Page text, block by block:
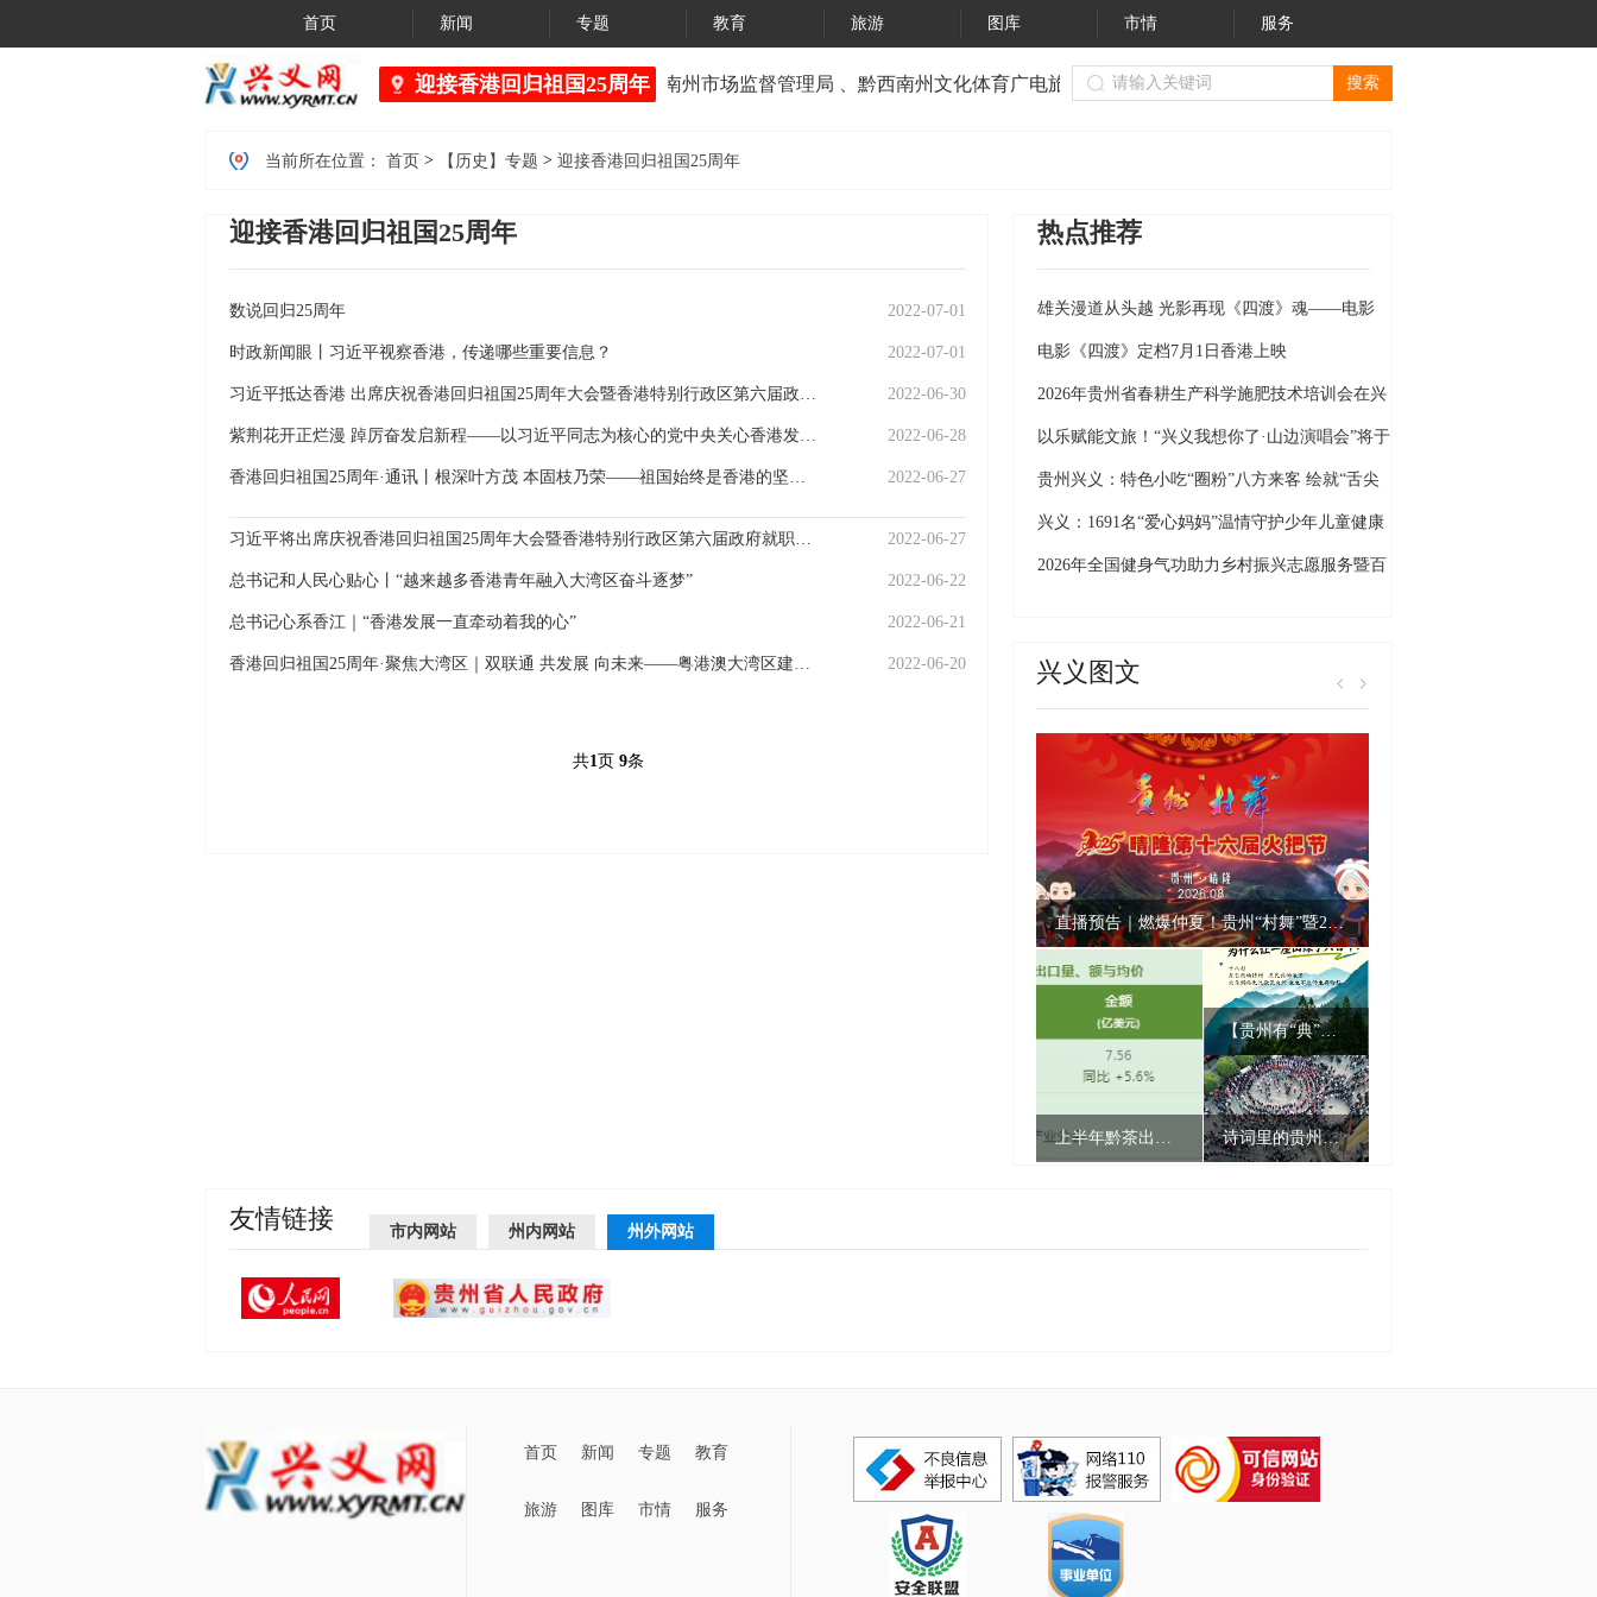
首页 新闻 专题 教育 旅游 图库 市情 服务
迎接香港回归祖国25周年黔西南州市场监督管理局 、黔西南州文化体育广电旅游局（黔西南州文物局）关于进一步规范我州旅游市场价格行为
当前所在位置： 首页 > 【历史】专题 > 迎接香港回归祖国25周年
迎接香港回归祖国25周年
数说回归25周年 2022-07-01
时政新闻眼丨习近平视察香港，传递哪些重要信息？ 2022-07-01
习近平抵达香港 出席庆祝香港回归祖国25周年大会暨香港特别行政区第六届政府就职典礼并对香港进行视察 2022-06-30
紫荆花开正烂漫 踔厉奋发启新程——以习近平同志为核心的党中央关心香港发展纪实 2022-06-28
香港回归祖国25周年·通讯丨根深叶方茂 本固枝乃荣——祖国始终是香港的坚强后盾 2022-06-27
习近平将出席庆祝香港回归祖国25周年大会暨香港特别行政区第六届政府就职典礼 2022-06-27
总书记和人民心贴心丨“越来越多香港青年融入大湾区奋斗逐梦” 2022-06-22
总书记心系香江｜“香港发展一直牵动着我的心” 2022-06-21
香港回归祖国25周年·聚焦大湾区｜双联通 共发展 向未来——粤港澳大湾区建设迈出坚实步伐 2022-06-20
共1页 9条
热点推荐
雄关漫道从头越 光影再现《四渡》魂——电影
《四渡》定档6月26日
电影《四渡》定档7月1日香港上映
2026年贵州省春耕生产科学施肥技术培训会在兴
义举行
以乐赋能文旅！“兴义我想你了·山边演唱会”将于
7月18日燃情开唱
贵州兴义：特色小吃“圈粉”八方来客 绘就“舌尖
上的旅居”新画卷
兴义：1691名“爱心妈妈”温情守护少年儿童健康
成长
2026年全国健身气功助力乡村振兴志愿服务暨百
兴义图文
直播预告｜燃爆仲夏！贵州“村舞”暨2026晴隆火把节狂欢上线！
上半年黔茶出口量额双增 均价跃居全国第二
【贵州有“典”意思】18年才能成材的树，为什么让一座山绿了六百年？
诗词里的贵州丨一首诗，一场舞，共赴一场贵州民族盛会
友情链接 市内网站 州内网站 州外网站
首页 新闻 专题 教育
旅游 图库 市情 服务